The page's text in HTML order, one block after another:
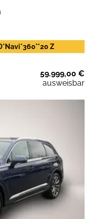
Z
59.999,00 €
ausweisbar